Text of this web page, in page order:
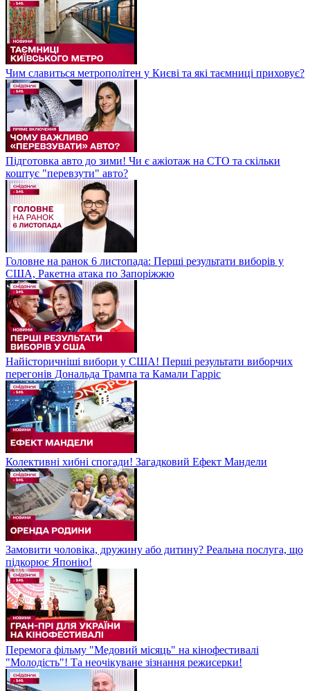
Чим славиться метрополітен у Києві та які таємниці приховує?
Підготовка авто до зими! Чи є ажіотаж на СТО та скільки
коштує "перевзути" авто?
Головне на ранок 6 листопада: Перші результати виборів у
США, Ракетна атака по Запоріжжю
Найісторичніші вибори у США! Перші результати виборчих
перегонів Дональда Трампа та Камали Гарріс
Колективні хибні спогади! Загадковий Ефект Мандели
Замовити чоловіка, дружину або дитину? Реальна послуга, що
підкорює Японію!
Перемога фільму "Медовий місяць" на кінофестивалі
"Молодість"! Та неочікуване зізнання режисерки!